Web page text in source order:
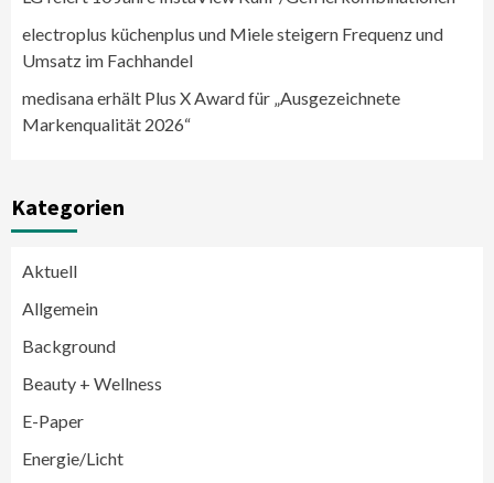
electroplus küchenplus und Miele steigern Frequenz und
Umsatz im Fachhandel
medisana erhält Plus X Award für „Ausgezeichnete
Markenqualität 2026“
Kategorien
Aktuell
Allgemein
Background
Beauty + Wellness
E-Paper
Energie/Licht